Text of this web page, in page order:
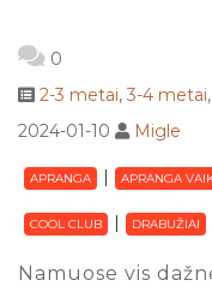
0
2-3 metai, 3-4 metai,
2024-01-10
Migle
APRANGA APRANGA
COOL CLUB DRABUŽIAI
Namuose vis